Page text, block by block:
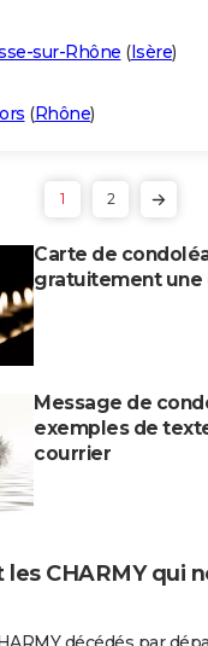
sur-Rhône (Isère)
(Rhône)
1 2
Carte de
gratuitement une
Message de
exemples de
courrier
CHARMY qui